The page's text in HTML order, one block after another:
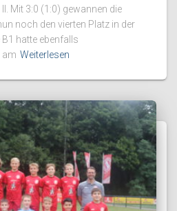
Mit 3:0 (1:0) gewannen die
noch den vierten Platz in der
B1 hatte ebenfalls
am Weiterlesen